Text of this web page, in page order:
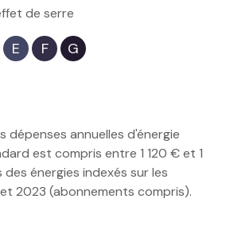
de serre
E F G
dépenses annuelles d'énergie
est compris entre 1 120 € et 1
des énergies indexés sur les
2023 (abonnements compris).